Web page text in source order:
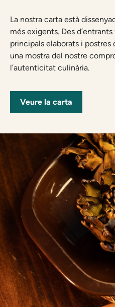
La nostra carta està
més exigents. Des
principals elaborats i postres
una mostra del nostre
l’autenticitat culinària.
Veure la carta